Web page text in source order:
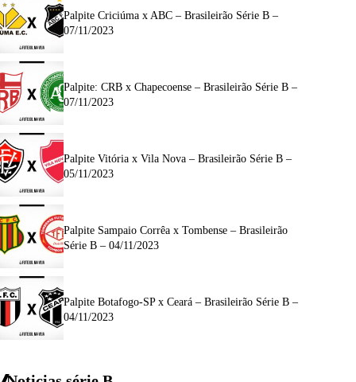
Palpite Criciúma x ABC – Brasileirão Série B –
07/11/2023
Palpite: CRB x Chapecoense – Brasileirão Série B –
07/11/2023
Palpite Vitória x Vila Nova – Brasileirão Série B –
05/11/2023
Palpite Sampaio Corrêa x Tombense – Brasileirão
Série B – 04/11/2023
Palpite Botafogo-SP x Ceará – Brasileirão Série B –
04/11/2023